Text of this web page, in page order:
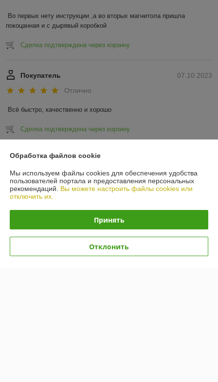
Во первых нету инструкции ,а во вторых магнитола пришла
покоцанная и с дырявый коробкой
Сделка подтверждена через корзину
07.10.2023
Покупатель
Отлично
Всё быстро, качественно и хорошо
Сделка подтверждена через корзину
Показать все отзывы
О нас
Контакты
Доставка и оплата
График работы
Обработка файлов cookie
Мы используем файлы cookies для обеспечения удобства
пользователей портала и предоставления персональных
рекомендаций. Вы можете настроить файлы cookies или
отключить их.
Принять
Отклонить